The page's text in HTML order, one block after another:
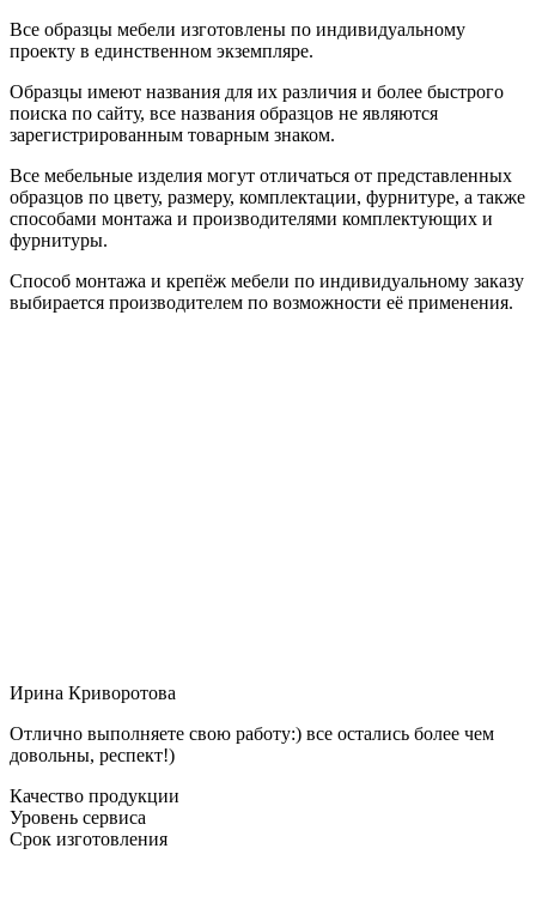
Все образцы мебели изготовлены по индивидуальному
проекту в единственном экземпляре.
Образцы имеют названия для их различия и более быстрого
поиска по сайту, все названия образцов не являются
зарегистрированным товарным знаком.
Все мебельные изделия могут отличаться от представленных
образцов по цвету, размеру, комплектации, фурнитуре, а также
способами монтажа и производителями комплектующих и
фурнитуры.
Способ монтажа и крепёж мебели по индивидуальному заказу
выбирается производителем по возможности её применения.
Ирина Криворотова
Отлично выполняете свою работу:) все остались более чем
довольны, респект!)
Качество продукции
Уровень сервиса
Срок изготовления